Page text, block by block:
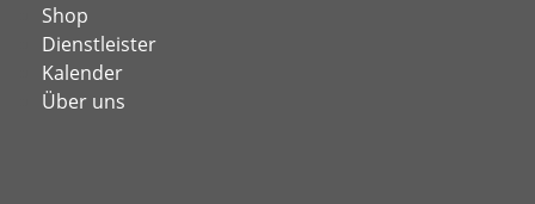
Shop
Dienstleister
Kalender
Über uns